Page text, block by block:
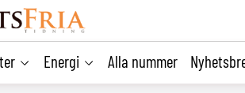
Energi Alla nummer